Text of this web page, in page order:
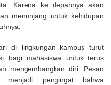
Karena ke depannya akan
menunjang untuk kehidupan
di lingkungan kampus turut
bagi mahasiswa untuk terus
mengembangkan diri. Pesan
menjadi pengingat bahwa